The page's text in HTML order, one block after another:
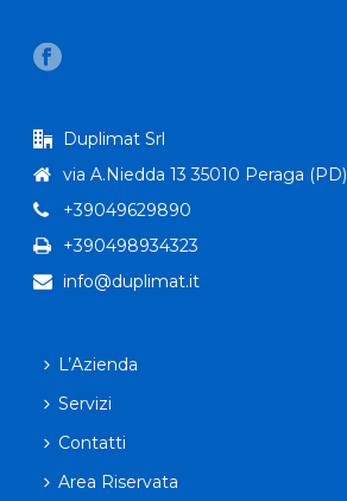
Duplimat Srl
via A.Niedda 13 35010 Peraga (PD)
+39049629890
+390498934323
info@duplimat.it
L’Azienda
Servizi
Contatti
Area Riservata